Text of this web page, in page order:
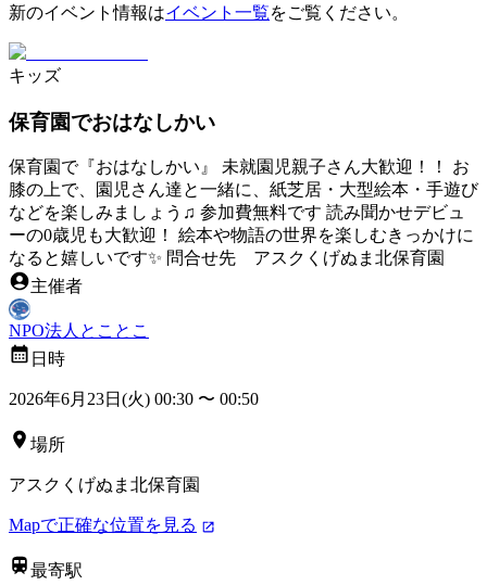
新のイベント情報はイベント一覧をご覧ください。
キッズ
保育園でおはなしかい
保育園で『おはなしかい』 未就園児親子さん大歓迎！！ お
膝の上で、園児さん達と一緒に、紙芝居・大型絵本・手遊び
などを楽しみましょう♫ 参加費無料です 読み聞かせデビュ
ーの0歳児も大歓迎！ 絵本や物語の世界を楽しむきっかけに
なると嬉しいです✨ 問合せ先 アスクくげぬま北保育園
主催者
NPO法人とことこ
日時
2026年6月23日(火) 00:30 〜 00:50
場所
アスクくげぬま北保育園
Mapで正確な位置を見る
最寄駅